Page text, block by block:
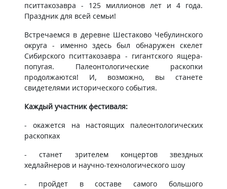
пситтакозавра - 125 миллионов лет и 4 года.
Праздник для всей семьи!
Встречаемся в деревне Шестаково Чебулинского
округа - именно здесь был обнаружен скелет
Сибирского пситтакозавра - гигантского ящера-
попугая. Палеонтологические раскопки
продолжаются! И, возможно, вы станете
свидетелями исторического события.
Каждый участник фестиваля:
- окажется на настоящих палеонтологических
раскопках
- станет зрителем концертов звездных
хедлайнеров и научно-технологического шоу
- пройдет в составе самого большого